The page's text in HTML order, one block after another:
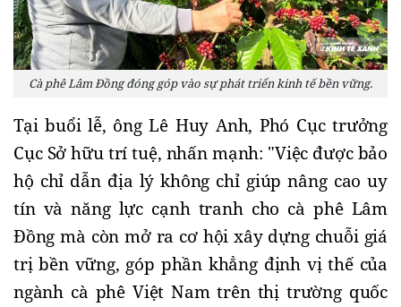
Cà phê Lâm Đồng đóng góp vào sự phát triển kinh tế bền vững.
Tại buổi lễ, ông Lê Huy Anh, Phó Cục trưởng
Cục Sở hữu trí tuệ, nhấn mạnh: "Việc được bảo
hộ chỉ dẫn địa lý không chỉ giúp nâng cao uy
tín và năng lực cạnh tranh cho cà phê Lâm
Đồng mà còn mở ra cơ hội xây dựng chuỗi giá
trị bền vững, góp phần khẳng định vị thế của
ngành cà phê Việt Nam trên thị trường quốc